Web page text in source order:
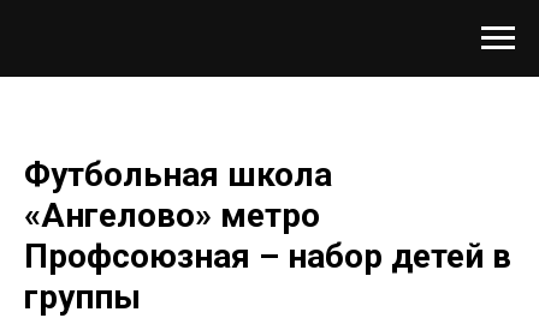
Футбольная школа
«Ангелово» метро
Профсоюзная – набор детей в
группы